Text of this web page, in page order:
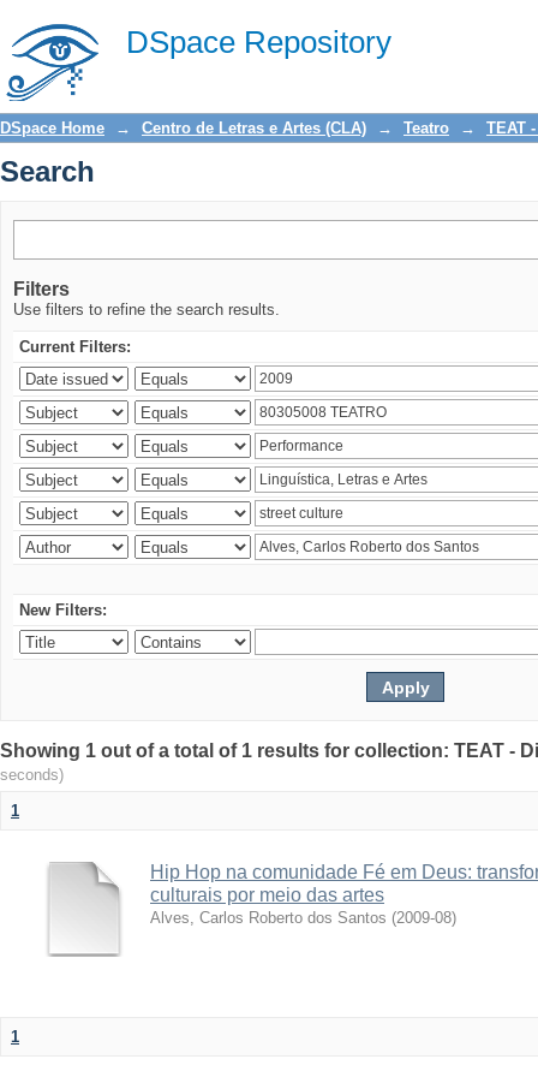
DSpace Repository
Search
DSpace Home → Centro de Letras e Artes (CLA) → Teatro → TEAT
Search
Filters
Use filters to refine the search results.
Current Filters:
New Filters:
Showing 1 out of a total of 1 results for collection: TEAT -
seconds)
1
Hip Hop na comunidade Fé em Deus:
culturais por meio das artes
Alves, Carlos Roberto dos Santos (2009-08)
1